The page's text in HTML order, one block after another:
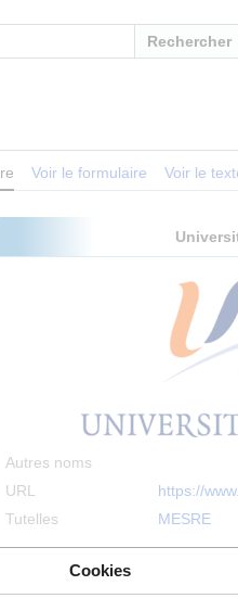
Rechercher
Voir le formulaire Voir le
Autres noms
URL
https://
Tutelles
MESRE
ROR 053x9s498
Cookies